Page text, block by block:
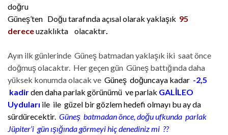
doğru
Güneş’ten Doğu tarafındaaçısal olarak yaklaşık 95
dereceuzaklıkta olacaktır.
Ayın ilk günlerinde Güneş batmadan yaklaşık iki saat önce
doğmuş olacaktır. Her geçen gün Güneş battığında daha
yüksek konumda olacak ve Güneş doğuncaya kadar -2,5
kadirden daha parlak görünümü ve parlak GALİLEO
Uyduları ile ile güzel bir gözlem hedefi olmayı bu ay da
sürdürecektir. Güneş batmadan önce, doğu ufkunda parlak
Jüpiter’i gün ışığında görmeyi hiç denediniz mi ??